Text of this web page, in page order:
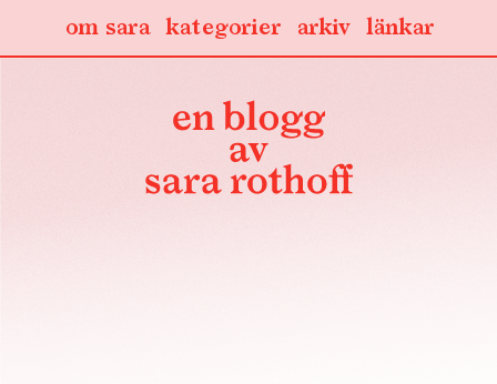
länkar
arkiv
kategorier
om sara